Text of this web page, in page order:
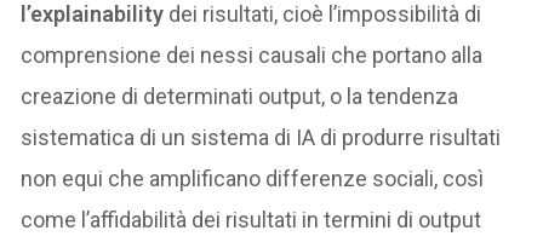
l’explainability dei risultati, cioè l’impossibilità di
comprensione dei nessi causali che portano alla
creazione di determinati output, o la tendenza
sistematica di un sistema di IA di produrre risultati
non equi che amplificano differenze sociali, così
come l’affidabilità dei risultati in termini di output